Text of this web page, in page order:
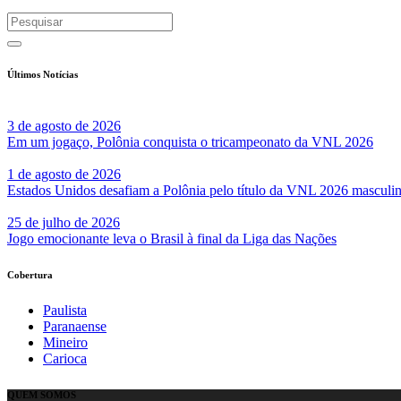
Últimos Notícias
3 de agosto de 2026
Em um jogaço, Polônia conquista o tricampeonato da VNL 2026
1 de agosto de 2026
Estados Unidos desafiam a Polônia pelo título da VNL 2026
25 de julho de 2026
Jogo emocionante leva o Brasil à final da Liga das Nações
Cobertura
Paulista
Paranaense
Mineiro
Carioca
QUEM SOMOS